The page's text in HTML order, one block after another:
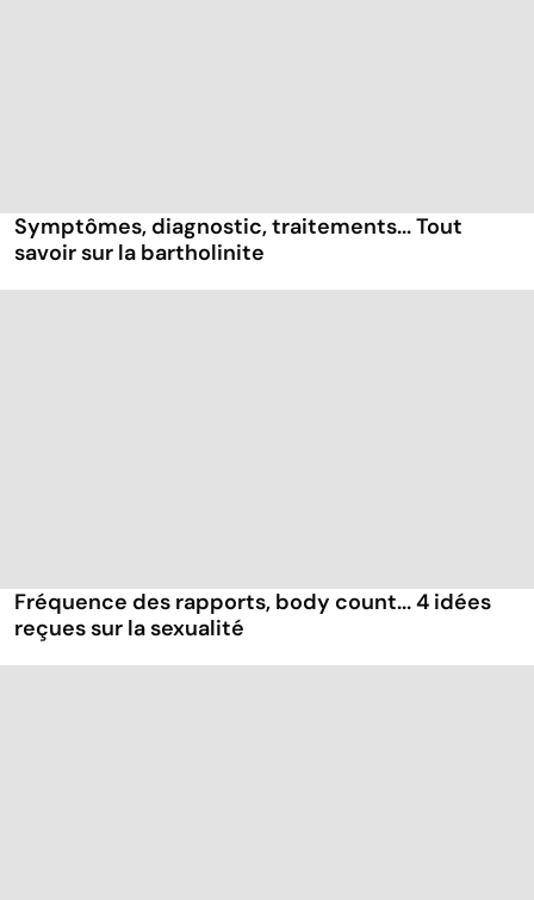
Symptômes, diagnostic, traitements... Tout
savoir sur la bartholinite
Fréquence des rapports, body count... 4 idées
reçues sur la sexualité